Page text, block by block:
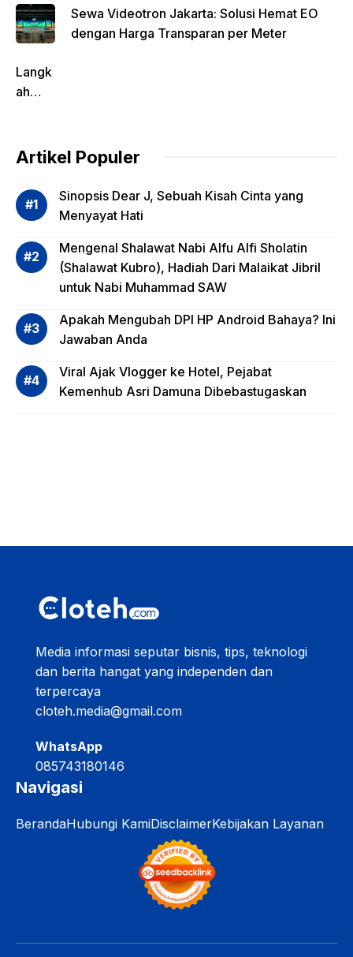
Sewa Videotron Jakarta: Solusi Hemat EO
dengan Harga Transparan per Meter
Langk
ah
dalam
si
Risiko
asi
Reksa
Saja?
Artikel Populer
Sinopsis Dear J, Sebuah Kisah Cinta yang
Menyayat Hati
Mengenal Shalawat Nabi Alfu Alfi Sholatin
(Shalawat Kubro), Hadiah Dari Malaikat Jibril
untuk Nabi Muhammad SAW
Apakah Mengubah DPI HP Android Bahaya? Ini
Jawaban Anda
Viral Ajak Vlogger ke Hotel, Pejabat
Kemenhub Asri Damuna Dibebastugaskan
Media informasi seputar bisnis, tips, teknologi
dan berita hangat yang independen dan
terpercaya
cloteh.media@gmail.com
WhatsApp
085743180146
Navigasi
BerandaHubungi KamiDisclaimerKebijakan Layanan